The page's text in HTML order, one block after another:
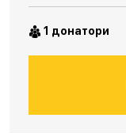
1 донатори